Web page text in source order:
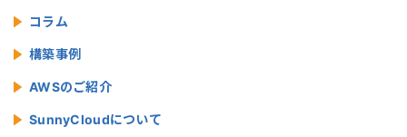
コラム
構築事例
AWSのご紹介
SunnyCloudについて